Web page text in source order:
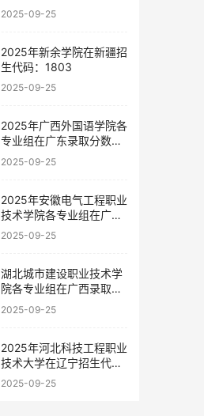
2025-09-25
2025年新余学院在新疆招
生代码：1803
2025-09-25
2025年广西外国语学院各
专业组在广东录取分数线
及位次
2025-09-25
2025年安徽电气工程职业
技术学院各专业组在广东
录取分数线及位次
2025-09-25
湖北城市建设职业技术学
院各专业组在广西录取分
数线
2025-09-25
2025年河北科技工程职业
技术大学在辽宁招生代码
及专业代码
2025-09-25